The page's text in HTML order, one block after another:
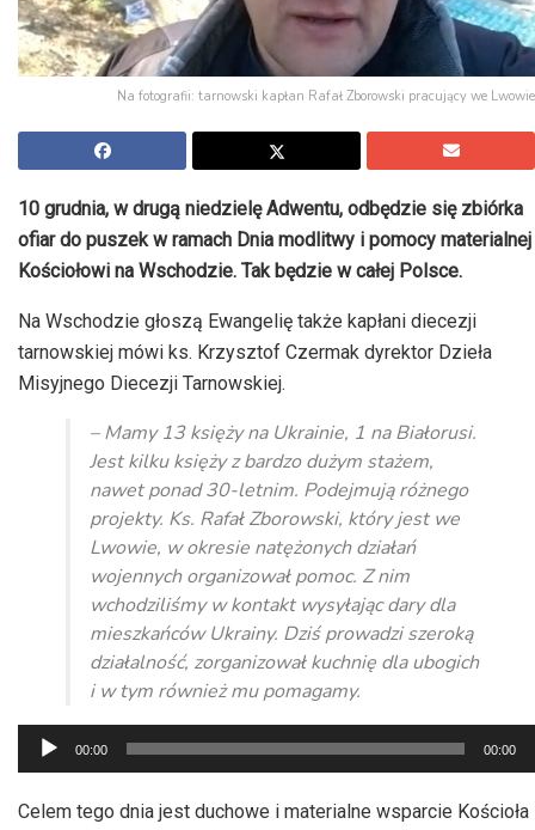
Na fotografii: tarnowski kapłan Rafał Zborowski pracujący we Lwowie
10 grudnia, w drugą niedzielę Adwentu, odbędzie się zbiórka
ofiar do puszek w ramach Dnia modlitwy i pomocy materialnej
Kościołowi na Wschodzie. Tak będzie w całej Polsce.
Na Wschodzie głoszą Ewangelię także kapłani diecezji
tarnowskiej mówi ks. Krzysztof Czermak dyrektor Dzieła
Misyjnego Diecezji Tarnowskiej.
– Mamy 13 księży na Ukrainie, 1 na Białorusi.
Jest kilku księży z bardzo dużym stażem,
nawet ponad 30-letnim. Podejmują różnego
projekty. Ks. Rafał Zborowski, który jest we
Lwowie, w okresie natężonych działań
wojennych organizował pomoc. Z nim
wchodziliśmy w kontakt wysyłając dary dla
mieszkańców Ukrainy. Dziś prowadzi szeroką
działalność, zorganizował kuchnię dla ubogich
i w tym również mu pomagamy.
Odtwarzacz
plików
dźwiękowych
00:00 00:00
Celem tego dnia jest duchowe i materialne wsparcie Kościoła